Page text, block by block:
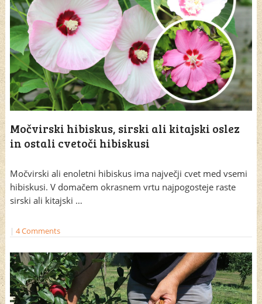
Močvirski hibiskus, sirski ali kitajski oslez
in ostali cvetoči hibiskusi
Močvirski ali enoletni hibiskus ima največji cvet med vsemi
hibiskusi. V domačem okrasnem vrtu najpogosteje raste
sirski ali kitajski …
| 4 Comments